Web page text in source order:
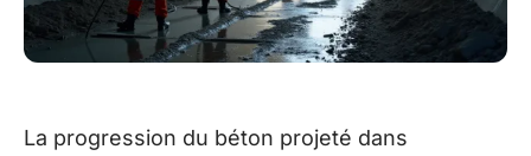
La progression du béton projeté dans